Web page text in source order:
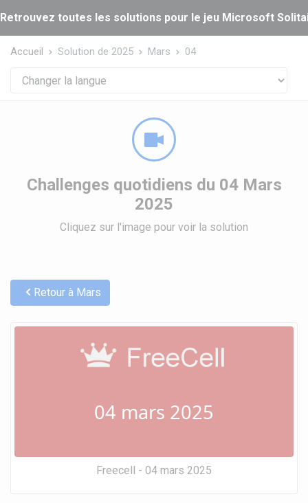
Retrouvez toutes les solutions pour le jeu Microsoft
Accueil Solution de 2025 Mars 04
Challenges quotidiens du 04 Mars
2025
Cliquez sur l'image pour voir la solution
Retour à Mars
04 mars 2025
Freecell - 04 mars 2025